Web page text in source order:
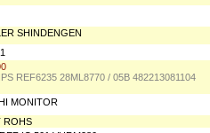
SHINDENGEN
REF6235 28ML8770 / 05B 482213081104
MONITOR
ROHS